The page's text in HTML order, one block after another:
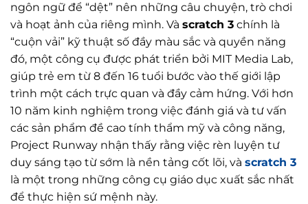
ngôn ngữ để “dệt” nên những câu chuyện, trò chơi
và hoạt ảnh của riêng mình. Và scratch 3 chính là
“cuộn vải” kỹ thuật số đầy màu sắc và quyền năng
đó, một công cụ được phát triển bởi MIT Media Lab,
giúp trẻ em từ 8 đến 16 tuổi bước vào thế giới lập
trình một cách trực quan và đầy cảm hứng. Với hơn
10 năm kinh nghiệm trong việc đánh giá và tư vấn
các sản phẩm đề cao tính thẩm mỹ và công năng,
Project Runway nhận thấy rằng việc rèn luyện tư
duy sáng tạo từ sớm là nền tảng cốt lõi, và scratch 3
là một trong những công cụ giáo dục xuất sắc nhất
để thực hiện sứ mệnh này.